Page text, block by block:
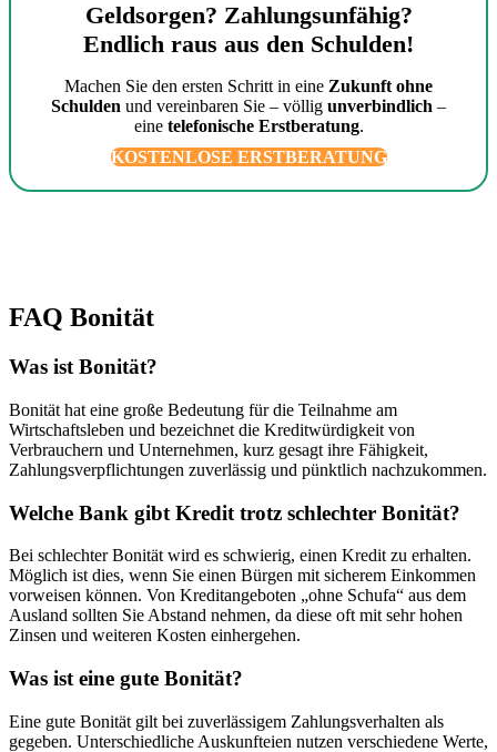
Geldsorgen? Zahlungsunfähig?
Endlich raus aus den Schulden!
Machen Sie den ersten Schritt in eine Zukunft ohne
Schulden und vereinbaren Sie – völlig unverbindlich –
eine telefonische Erstberatung.
KOSTENLOSE ERSTBERATUNG
FAQ Bonität
Was ist Bonität?
Bonität hat eine große Bedeutung für die Teilnahme am
Wirtschaftsleben und bezeichnet die Kreditwürdigkeit von
Verbrauchern und Unternehmen, kurz gesagt ihre Fähigkeit,
Zahlungsverpflichtungen zuverlässig und pünktlich nachzukommen.
Welche Bank gibt Kredit trotz schlechter Bonität?
Bei schlechter Bonität wird es schwierig, einen Kredit zu erhalten.
Möglich ist dies, wenn Sie einen Bürgen mit sicherem Einkommen
vorweisen können. Von Kreditangeboten „ohne Schufa“ aus dem
Ausland sollten Sie Abstand nehmen, da diese oft mit sehr hohen
Zinsen und weiteren Kosten einhergehen.
Was ist eine gute Bonität?
Eine gute Bonität gilt bei zuverlässigem Zahlungsverhalten als
gegeben. Unterschiedliche Auskunfteien nutzen verschiedene Werte,